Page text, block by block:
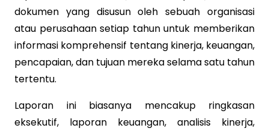
dokumen yang disusun oleh sebuah organisasi
atau perusahaan setiap tahun untuk memberikan
informasi komprehensif tentang kinerja, keuangan,
pencapaian, dan tujuan mereka selama satu tahun
tertentu.
Laporan ini biasanya mencakup ringkasan
eksekutif, laporan keuangan, analisis kinerja,